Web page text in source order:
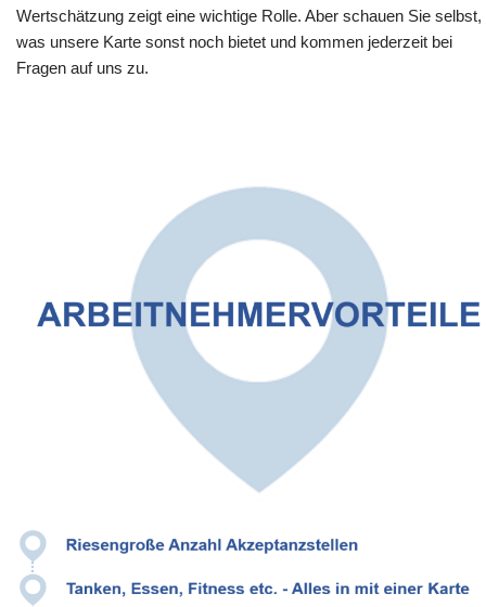
Wertschätzung zeigt eine wichtige Rolle. Aber schauen Sie selbst,
was unsere Karte sonst noch bietet und kommen jederzeit bei
Fragen auf uns zu.